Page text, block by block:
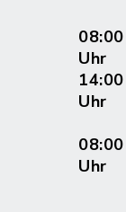
Uhr
Uhr
Uhr